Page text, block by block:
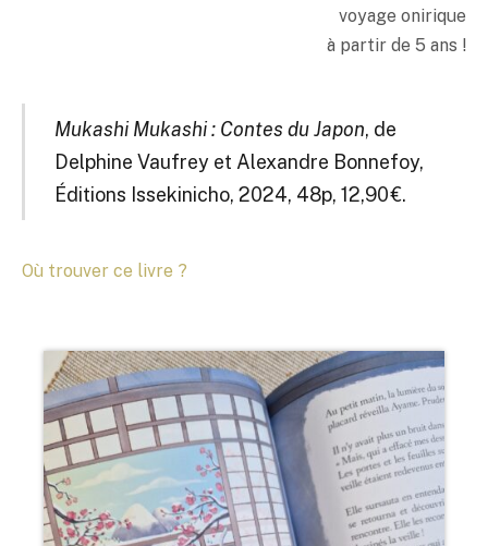
voyage onirique
à partir de 5 ans !
Mukashi Mukashi : Contes du Japon, de
Delphine Vaufrey et Alexandre Bonnefoy,
Éditions Issekinicho, 2024, 48p, 12,90 €.
Où trouver ce livre ?